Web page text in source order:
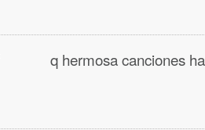
q hermosa canciones